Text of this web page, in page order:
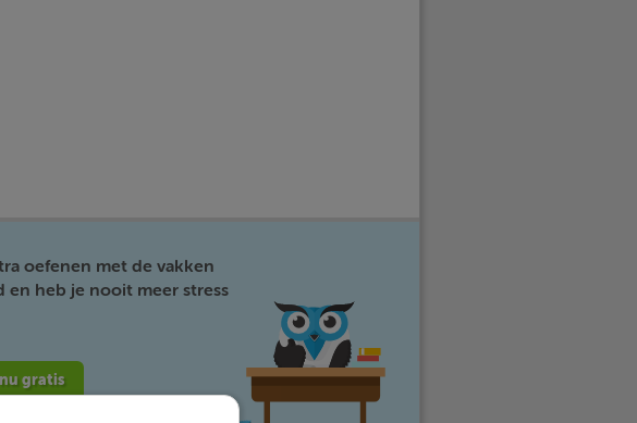
oefenen met de vakken
en heb je nooit meer stress
gratis